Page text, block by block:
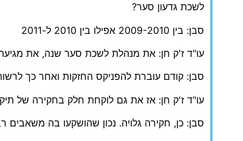
לשכת גדעון סער?
סבן: בין 2009-2010 אפילו בין 2010 ל-2011
עו"ד ז'ק חן: את מנהלת לשכת סער שנה, את מגיעה
סבן: קודם עוברת להפניקס החזקות ואחר כך
עו"ד ז'ק חן: אז את גם לוקחת חלק בחקירה של
סבן: כן, חקירה גלויה. נכון שהושקעו בה משאבים